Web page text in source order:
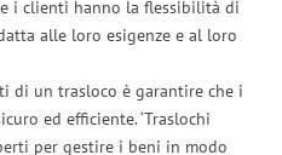
i clienti hanno la flessibilità di
alle loro esigenze e al loro
di un trasloco è garantire che i
ed efficiente. ‘Traslochi
per gestire i beni in modo